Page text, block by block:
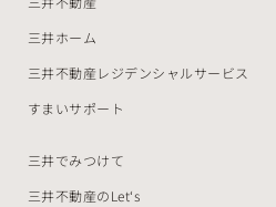
三井ホーム
三井不動産レジデンシャルサービス
すまいサポート
三井でみつけて
三井不動産のLet‘s